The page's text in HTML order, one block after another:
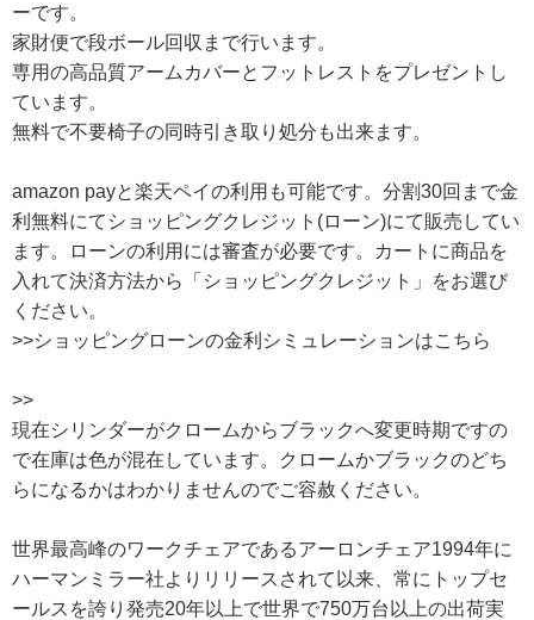
ーです。
家財便で段ボール回収まで行います。
専用の高品質アームカバーとフットレストをプレゼントし
ています。
無料で不要椅子の同時引き取り処分も出来ます。
amazon payと楽天ペイの利用も可能です。分割30回まで金
利無料にてショッピングクレジット(ローン)にて販売してい
ます。ローンの利用には審査が必要です。カートに商品を
入れて決済方法から「ショッピングクレジット」をお選び
ください。
>>ショッピングローンの金利シミュレーションはこちら
>>
現在シリンダーがクロームからブラックへ変更時期ですの
で在庫は色が混在しています。クロームかブラックのどち
らになるかはわかりませんのでご容赦ください。
世界最高峰のワークチェアであるアーロンチェア1994年に
ハーマンミラー社よりリリースされて以来、常にトップセ
ールスを誇り発売20年以上で世界で750万台以上の出荷実